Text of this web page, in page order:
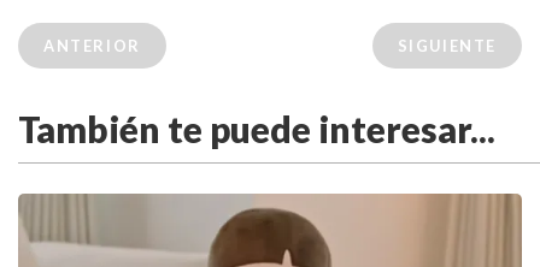
ANTERIOR SIGUIENTE
También te puede interesar...